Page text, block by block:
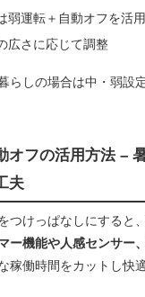
弱運転＋自動オフを活用
広さに応じて調整
らしの場合は中・弱設
オフの活用方法 –
夫
つけっぱなしにすると
ー機能や人感センサー
稼働時間をカットし快